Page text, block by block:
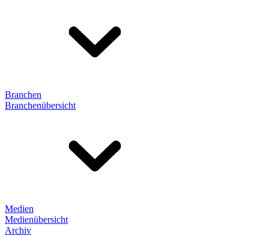
Branchen
Branchenübersicht
Medien
Medienübersicht
Archiv